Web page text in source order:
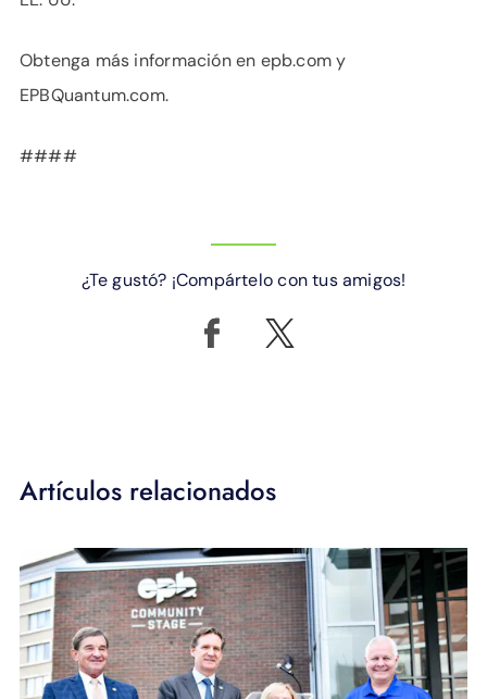
Obtenga más información en epb.com y
EPBQuantum.com.
####
¿Te gustó? ¡Compártelo con tus amigos!
Artículos relacionados